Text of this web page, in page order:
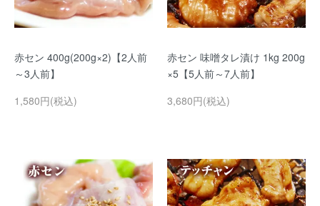
赤セン 400g(200g×2)【2人前
～3人前】
1,580円(税込)
赤セン 味噌タレ漬け 1kg 200g
×5【5人前～7人前】
3,680円(税込)